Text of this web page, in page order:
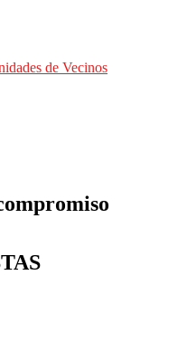
de Vecinos